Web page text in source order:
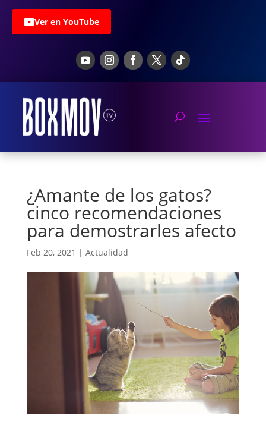
Ver en YouTube
¿Amante de los gatos?
cinco recomendaciones
para demostrarles afecto
Feb 20, 2021 | Actualidad